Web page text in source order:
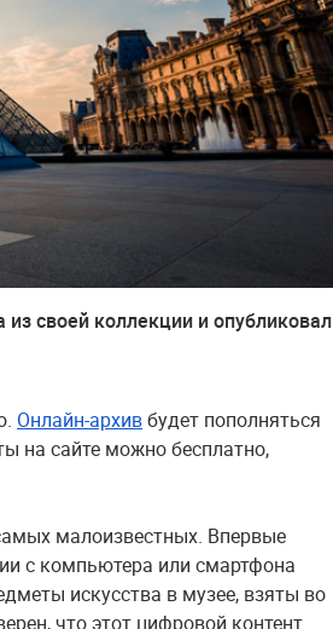
своей коллекции и опубликовал
Онлайн-архивбудет пополняться
на сайте можно бесплатно,
малоизвестных. Впервые
с компьютера или смартфона
искусства в музее, взяты во
что этот цифровой контент